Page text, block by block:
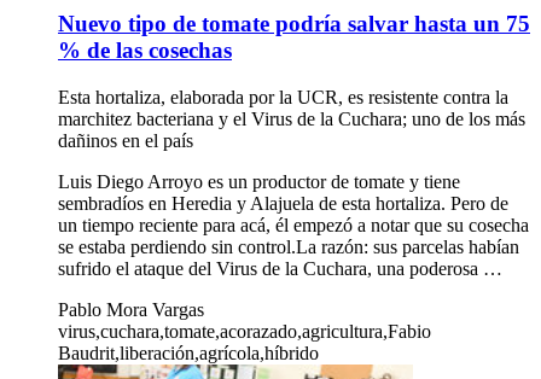
Nuevo tipo de tomate podría salvar hasta un 75
% de las cosechas
Esta hortaliza, elaborada por la UCR, es resistente contra la
marchitez bacteriana y el Virus de la Cuchara; uno de los más
dañinos en el país
Luis Diego Arroyo es un productor de tomate y tiene
sembradíos en Heredia y Alajuela de esta hortaliza. Pero de
un tiempo reciente para acá, él empezó a notar que su cosecha
se estaba perdiendo sin control.La razón: sus parcelas habían
sufrido el ataque del Virus de la Cuchara, una poderosa …
Pablo Mora Vargas
virus,cuchara,tomate,acorazado,agricultura,Fabio
Baudrit,liberación,agrícola,híbrido